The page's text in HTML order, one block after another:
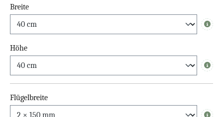
Breite
Info
Höhe
Info
Flügelbreite